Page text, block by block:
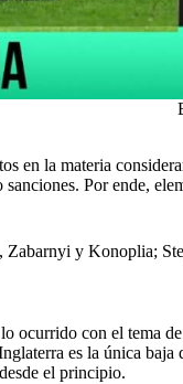
en la materia
Por ende,
y Konoplia;
ocurrido con el tema
es la única
el principio.